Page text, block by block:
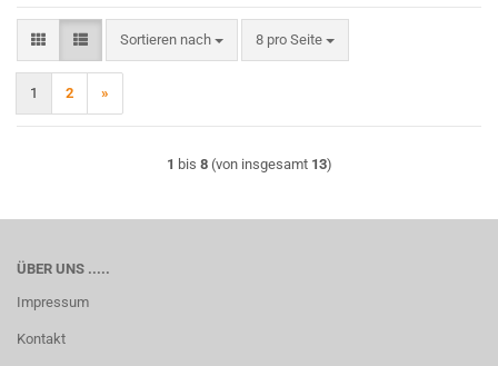
Sortieren nach
Sortieren nach 8 pro Seite
pro Seite
1 2 »
1 bis 8(von insgesamt 13)
ÜBER UNS .....
Impressum
Kontakt